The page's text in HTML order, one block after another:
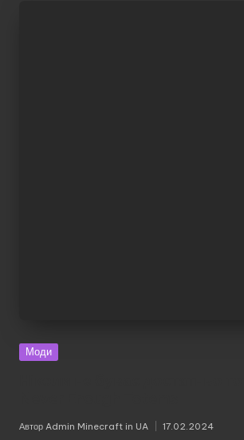
Моди
Опубліковано
Автор Admin Minecraft in UA 17.02.2024